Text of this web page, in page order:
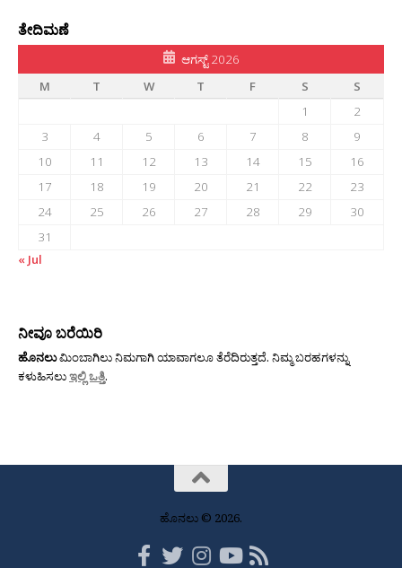
ತೇದಿಮಣೆ
ಆಗಸ್ಟ್ 2026
M
T W T F S
S
1
2
3
4 5 6 7 8
9
10
11 12 13 14 15
16
17
18 19 20 21 22
23
24
25 26 27 28 29
30
31
« Jul
ನೀವೂ ಬರೆಯಿರಿ
ಹೊನಲುಮಿಂಬಾಗಿಲು ನಿಮಗಾಗಿ ಯಾವಾಗಲೂ ತೆರೆದಿರುತ್ತದೆ. ನಿಮ್ಮ ಬರಹಗಳನ್ನು
ಕಳುಹಿಸಲುಇಲ್ಲಿ ಒತ್ತಿ.
ಹೊನಲು © 2026.